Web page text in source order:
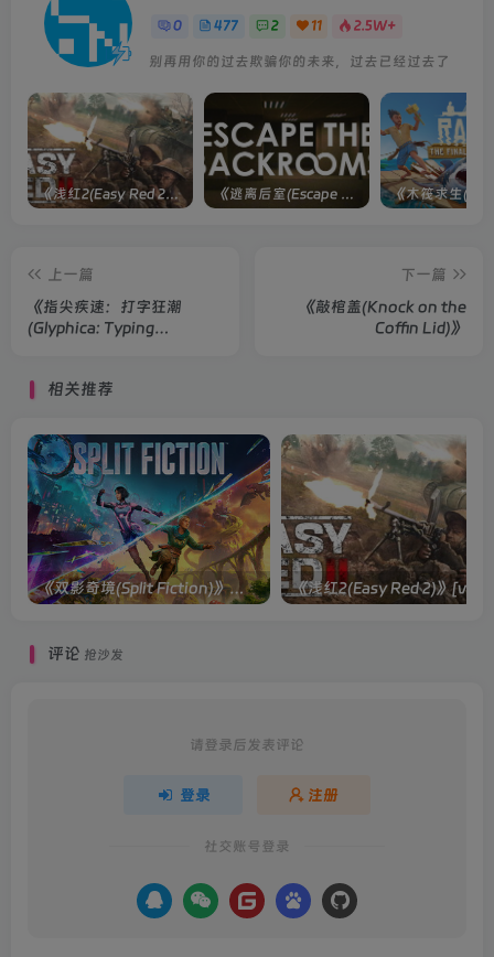
0 477 2 11 2.5W+
别再用你的过去欺骗你的未来，过去已经过去了
《浅红2(Easy Red 2)》[v1.5.0] 整合全部淞沪会战-南京保卫战等DLCs 《逃离后室(Escape the Backrooms)》[Build 28012024]联机版
上一篇
《指尖疾速：打字狂潮
(Glyphica: Typing
下一篇
《敲棺盖(Knock on the
Coffin Lid)》
相关推荐
《双影奇境(Split Fiction)》单机版/联机版[v1.0 单机版/联机版]
评论 抢沙发
请登录后发表评论
登录 注册
社交账号登录